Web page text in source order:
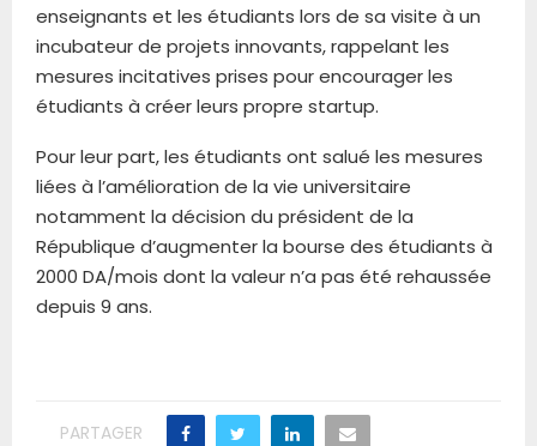
enseignants et les étudiants lors de sa visite à un
incubateur de projets innovants, rappelant les
mesures incitatives prises pour encourager les
étudiants à créer leurs propre startup.
Pour leur part, les étudiants ont salué les mesures
liées à l’amélioration de la vie universitaire
notamment la décision du président de la
République d’augmenter la bourse des étudiants à
2000 DA/mois dont la valeur n’a pas été rehaussée
depuis 9 ans.
PARTAGER